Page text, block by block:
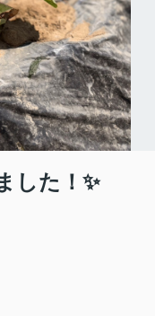
した！✨